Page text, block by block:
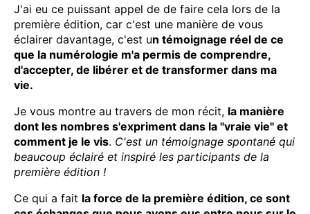
J'ai eu ce puissant appel de de faire cela lors de la
première édition, car c'est une manière de vous
éclairer davantage, c'est un témoignage réel de ce
que la numérologie m'a permis de comprendre,
d'accepter, de libérer et de transformer dans ma
vie.
Je vous montre au travers de mon récit, la manière
dont les nombres s'expriment dans la "vraie vie" et
comment je le vis. C'est un témoignage spontané qui
beaucoup éclairé et inspiré les participants de la
première édition !
Ce qui a fait la force de la première édition, ce sont